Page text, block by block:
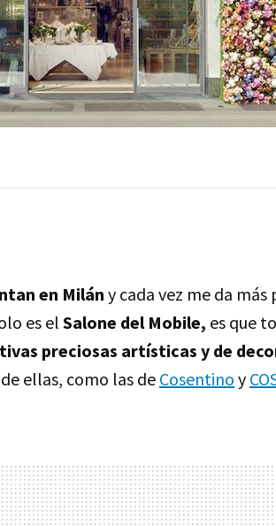
en Milán y cada vez me da
es el Salone del Mobile, es que
preciosas artísticas y de
ellas, como las de Cosentino y